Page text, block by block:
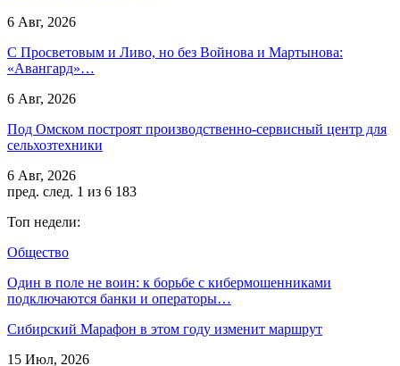
6 Авг, 2026
С Просветовым и Ливо, но без Войнова и Мартынова:
«Авангард»…
6 Авг, 2026
Под Омском построят производственно-сервисный центр для
сельхозтехники
6 Авг, 2026
пред. след. 1 из 6 183
Топ недели:
Общество
Один в поле не воин: к борьбе с кибермошенниками
подключаются банки и операторы…
Сибирский Марафон в этом году изменит маршрут
15 Июл, 2026